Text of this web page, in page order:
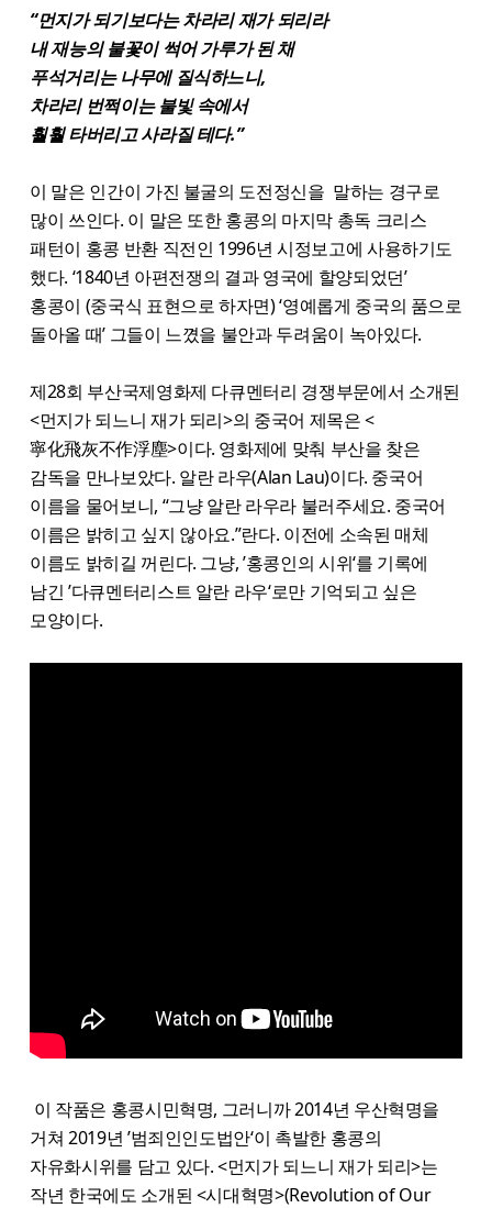
“먼지가 되기보다는 차라리 재가 되리라
내 재능의 불꽃이 썩어 가루가 된 채
푸석거리는 나무에 질식하느니,
차라리 번쩍이는 불빛 속에서
훨훨 타버리고 사라질 테다.”
이 말은 인간이 가진 불굴의 도전정신을 말하는 경구로
많이 쓰인다. 이 말은 또한 홍콩의 마지막 총독 크리스
패턴이 홍콩 반환 직전인 1996년 시정보고에 사용하기도
했다. ‘1840년 아편전쟁의 결과 영국에 할양되었던’
홍콩이 (중국식 표현으로 하자면) ‘영예롭게 중국의 품으로
돌아올 때’ 그들이 느꼈을 불안과 두려움이 녹아있다.
제28회 부산국제영화제 다큐멘터리 경쟁부문에서 소개된
<먼지가 되느니 재가 되리>의 중국어 제목은 <
寧化飛灰不作浮塵>이다. 영화제에 맞춰 부산을 찾은
감독을 만나보았다. 알란 라우(Alan Lau)이다. 중국어
이름을 물어보니, “그냥 알란 라우라 불러주세요. 중국어
이름은 밝히고 싶지 않아요.”란다. 이전에 소속된 매체
이름도 밝히길 꺼린다. 그냥, ’홍콩인의 시위‘를 기록에
남긴 ’다큐멘터리스트 알란 라우‘로만 기억되고 싶은
모양이다.
이 작품은 홍콩시민혁명, 그러니까 2014년 우산혁명을
거쳐 2019년 ’범죄인인도법안‘이 촉발한 홍콩의
자유화시위를 담고 있다. <먼지가 되느니 재가 되리>는
작년 한국에도 소개된 <시대혁명>(Revolution of Our